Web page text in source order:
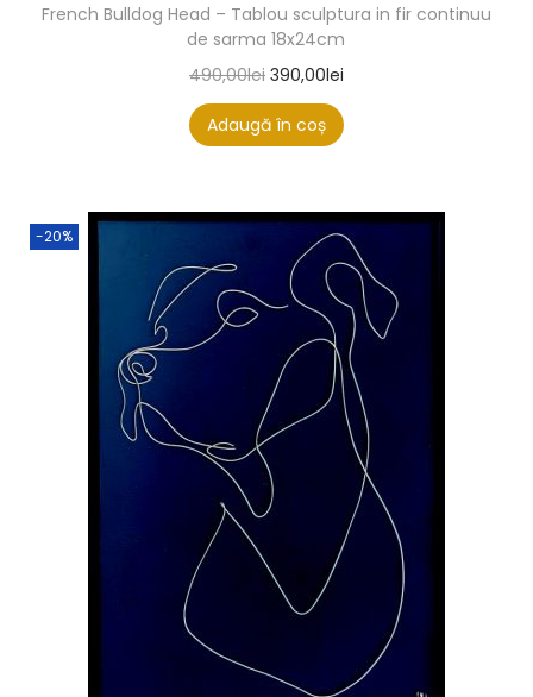
French Bulldog Head – Tablou sculptura in fir continuu
de sarma 18x24cm
490,00lei 390,00lei
Adaugă în coș
-20%